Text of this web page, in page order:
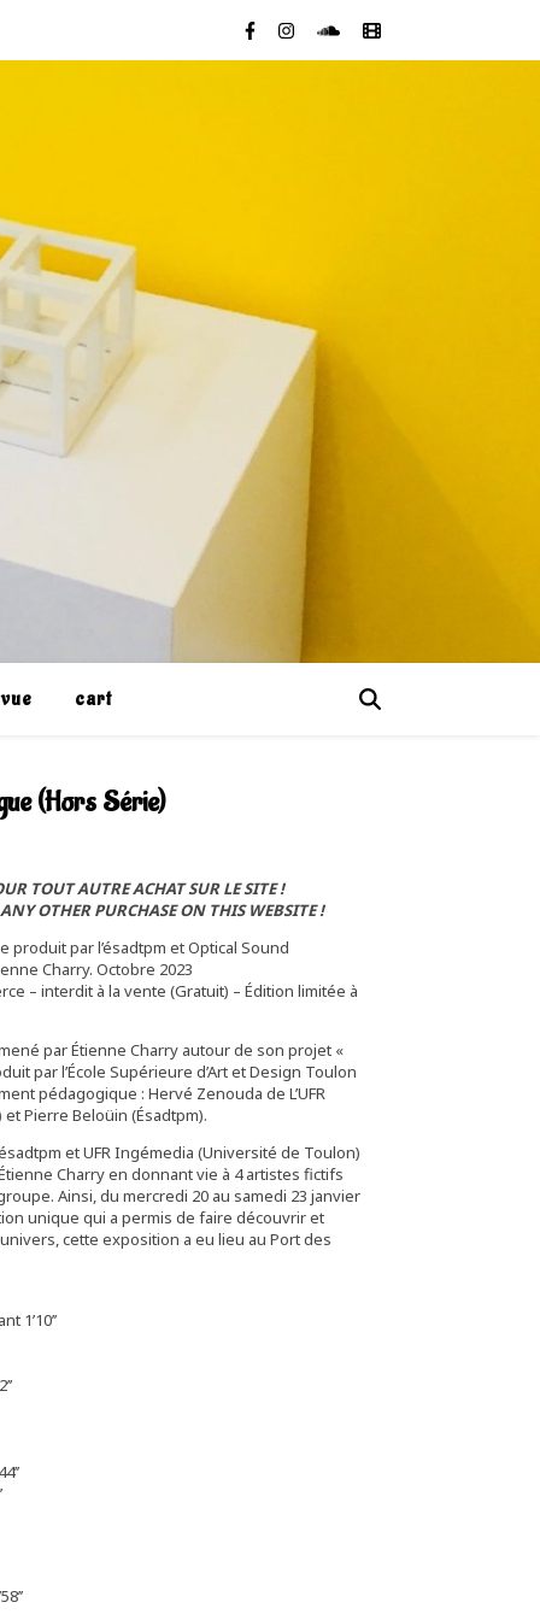
cart
(Hors Série)
TOUT AUTRE ACHAT SUR LE SITE !
ANY OTHER PURCHASE ON THIS WEBSITE !
produit par l’ésadtpm et Optical Sound
Charry. Octobre 2023
– interdit à la vente (Gratuit) – Édition limitée à
par Étienne Charry autour de son projet «
par l’École Supérieure d’Art et Design Toulon
pédagogique : Hervé Zenouda de L’UFR
Pierre Beloüin (Ésadtpm).
et UFR Ingémedia (Université de Toulon)
Charry en donnant vie à 4 artistes fictifs
Ainsi, du mercredi 20 au samedi 23 janvier
unique qui a permis de faire découvrir et
cette exposition a eu lieu au Port des
1’10’’